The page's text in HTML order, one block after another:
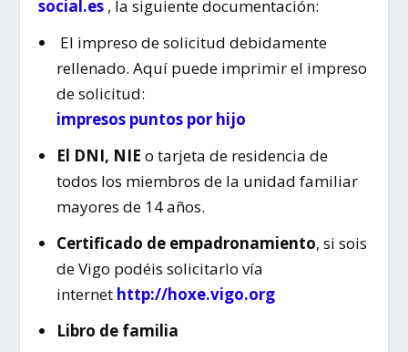
social.es , la siguiente documentación:
El impreso de solicitud debidamente
rellenado. Aquí puede imprimir el impreso
de solicitud:
impresos puntos por hijo
El DNI, NIE o tarjeta de residencia de
todos los miembros de la unidad familiar
mayores de 14 años.
Certificado de empadronamiento, si sois
de Vigo podéis solicitarlo vía
internet http://hoxe.vigo.org
Libro de familia